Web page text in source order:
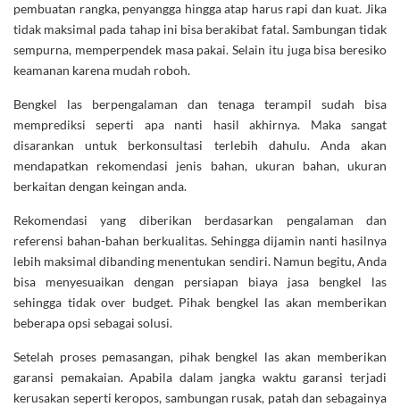
pembuatan rangka, penyangga hingga atap harus rapi dan kuat. Jika
tidak maksimal pada tahap ini bisa berakibat fatal. Sambungan tidak
sempurna, memperpendek masa pakai. Selain itu juga bisa beresiko
keamanan karena mudah roboh.
Bengkel las berpengalaman dan tenaga terampil sudah bisa
memprediksi seperti apa nanti hasil akhirnya. Maka sangat
disarankan untuk berkonsultasi terlebih dahulu. Anda akan
mendapatkan rekomendasi jenis bahan, ukuran bahan, ukuran
berkaitan dengan keingan anda.
Rekomendasi yang diberikan berdasarkan pengalaman dan
referensi bahan-bahan berkualitas. Sehingga dijamin nanti hasilnya
lebih maksimal dibanding menentukan sendiri. Namun begitu, Anda
bisa menyesuaikan dengan persiapan biaya jasa bengkel las
sehingga tidak over budget. Pihak bengkel las akan memberikan
beberapa opsi sebagai solusi.
Setelah proses pemasangan, pihak bengkel las akan memberikan
garansi pemakaian. Apabila dalam jangka waktu garansi terjadi
kerusakan seperti keropos, sambungan rusak, patah dan sebagainya